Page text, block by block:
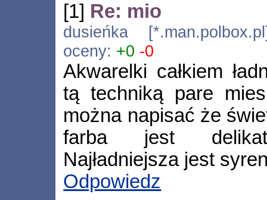
[1] Re: mio
dusieńka
oceny: +0 -0
Akwarelki całkiem
tą techniką pare
można napisać że
farba jest
Najładniejsza jest
Odpowiedz